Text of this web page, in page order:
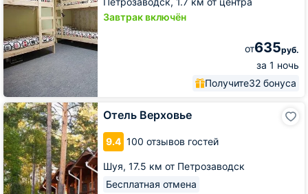
Завтрак включён
от635руб.
за 1 ночь
Получите32 бонуса
Отель Верховье
9.4 100 отзывов гостей
Шуя, 17.5 км от Петрозаводск
Бесплатная отмена
Отель
Верховье